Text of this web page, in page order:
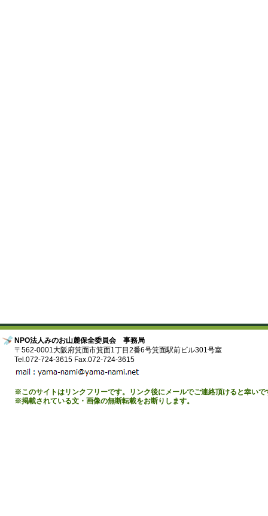
NPO法人みのお山麓保全委員会 事務局
〒562-0001大阪府箕面市箕面1丁目2番6号箕面駅前ビル301号室
Tel.072-724-3615 Fax.072-724-3615
※このサイトはリンクフリーです。リンク後にメールでご連絡頂けると幸いで
※掲載されている文・画像の無断転載をお断りします。